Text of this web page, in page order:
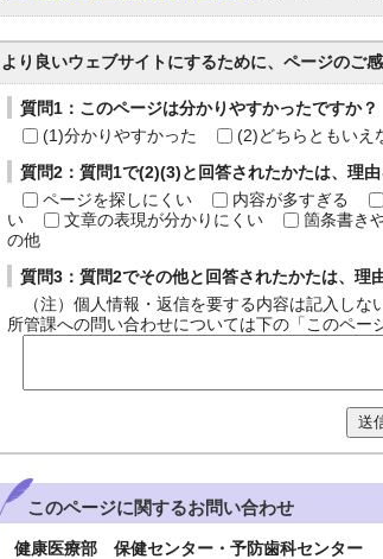
より良いウェブサイトにするために、ページのご
質問1：このページは分かりやすかったですか？
(1)分かりやすかった
(2)どちらともいえ
質問2：質問1で(2)(3)と回答されたかたは、理
ページを探しにくい
内容が多すぎる
い
文章の表現が分かりにくい 箇条書き
の他
質問3：質問2でその他と回答されたかたは、理
（注）個人情報・返信を要する内容は記入しな
所管課への問い合わせについては下の「このペー
送
このページに関するお問い合わせ
健康医療部 保健センター・予防歯科センター